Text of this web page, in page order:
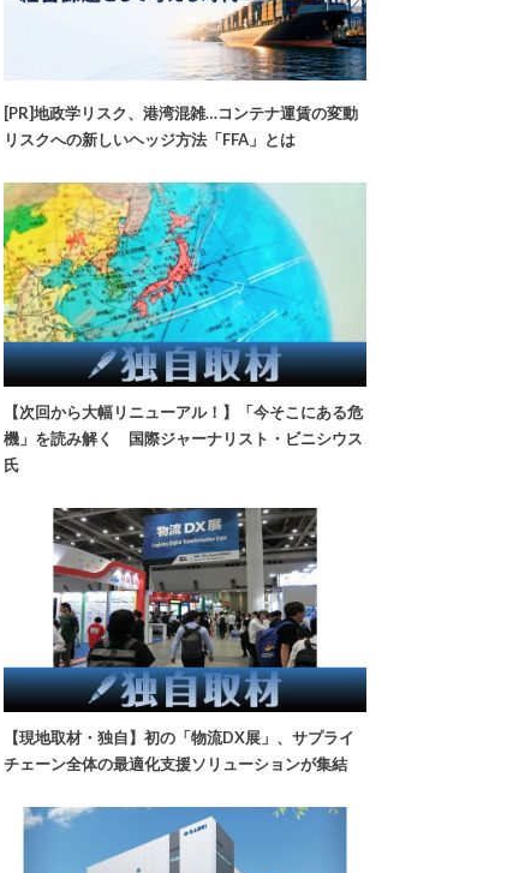
[PR]地政学リスク、港湾混雑…コンテナ運賃の変動
リスクへの新しいヘッジ方法「FFA」とは
【次回から大幅リニューアル！】「今そこにある危
機」を読み解く 国際ジャーナリスト・ビニシウス
氏
【現地取材・独自】初の「物流DX展」、サプライ
チェーン全体の最適化支援ソリューションが集結